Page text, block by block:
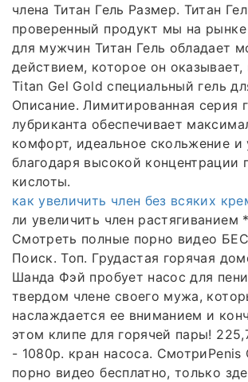
члена Титан Гель Размер. Титан
проверенный продукт мы на
для мужчин Титан Гель обладает
действием, которое он оказывает,
Titan Gel Gold специальный гель
Описание. Лимитированная серия
лубриканта обеспечивает
комфорт, идеальное скольжение и
благодаря высокой концентрации
кислоты.
как увеличить член без всяких
ли увеличить член растягиванием
Смотреть полные порно видео
Поиск. Топ. Грудастая горячая
Шанда Фэй пробует насос для
твердом члене своего мужа,
наслаждается ее вниманием и
этом клипе для горячей пары!
- 1080p. кран насоса. СмотриPenis
порно видео бесплатно, только